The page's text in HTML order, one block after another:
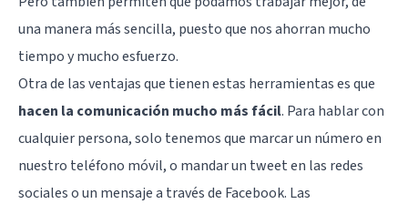
una manera más sencilla, puesto que nos ahorran mucho
tiempo y mucho esfuerzo.
Otra de las ventajas que tienen estas herramientas es que
hacen la comunicación mucho más fácil. Para hablar con
cualquier persona, solo tenemos que marcar un número en
nuestro teléfono móvil, o mandar un tweet en las redes
sociales o un mensaje a través de Facebook. Las